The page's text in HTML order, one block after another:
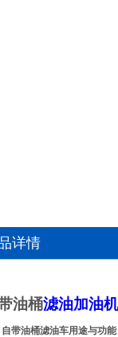
详情
油桶滤油加油机
带油桶滤油车用途与功能